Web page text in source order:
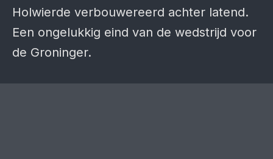
Holwierde verbouwereerd achter latend.
Een ongelukkig eind van de wedstrijd voor
de Groninger.